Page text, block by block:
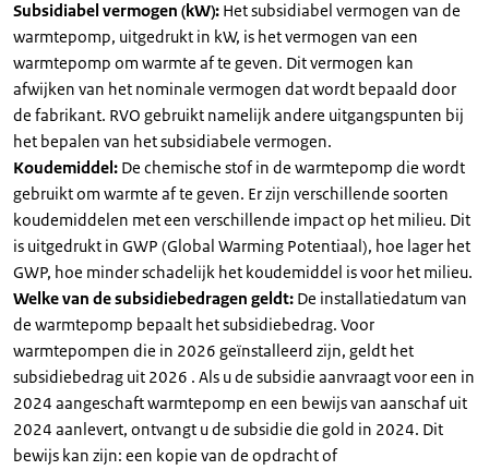
Subsidiabel vermogen (kW): Het subsidiabel vermogen van de
warmtepomp, uitgedrukt in kW, is het vermogen van een
warmtepomp om warmte af te geven. Dit vermogen kan
afwijken van het nominale vermogen dat wordt bepaald door
de fabrikant. RVO gebruikt namelijk andere uitgangspunten bij
het bepalen van het subsidiabele vermogen.
Koudemiddel: De chemische stof in de warmtepomp die wordt
gebruikt om warmte af te geven. Er zijn verschillende soorten
koudemiddelen met een verschillende impact op het milieu. Dit
is uitgedrukt in GWP (Global Warming Potentiaal), hoe lager het
GWP, hoe minder schadelijk het koudemiddel is voor het milieu.
Welke van de subsidiebedragen geldt: De installatiedatum van
de warmtepomp bepaalt het subsidiebedrag. Voor
warmtepompen die in 2026 geïnstalleerd zijn, geldt het
subsidiebedrag uit 2026 . Als u de subsidie aanvraagt voor een in
2024 aangeschaft warmtepomp en een bewijs van aanschaf uit
2024 aanlevert, ontvangt u de subsidie die gold in 2024. Dit
bewijs kan zijn: een kopie van de opdracht of